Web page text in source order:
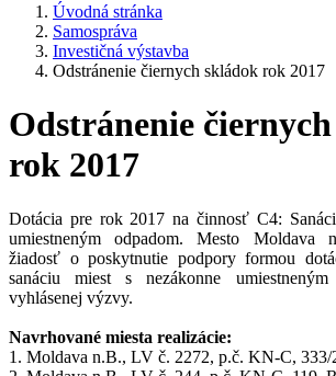
Úvodná stránka
Samospráva
Investičná výstavba
Odstránenie čiernych skládok rok 2017
Odstránenie
rok 2017
Dotácia pre rok 2017 na činnosť C4:
umiestneným odpadom. Mesto Moldava
žiadosť o poskytnutie podpory formou
sanáciu miest s nezákonne
vyhlásenej výzvy.
Navrhované miesta realizácie:
1. Moldava n.B., LV č. 2272, p.č. KN-C, 333/